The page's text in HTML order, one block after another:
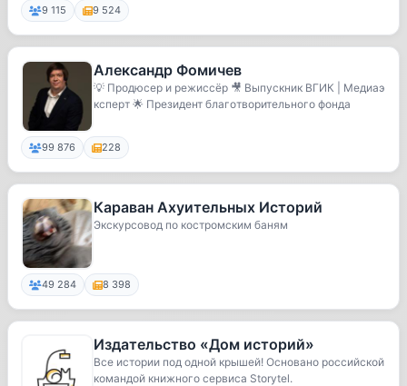
9 115 9 524
Александр Фомичев
💡 Продюсер и режиссёр 🎥 Выпускник ВГИК | Медиаэ
ксперт 🌟 Президент благотворительного фонда
99 876 228
Караван Ахуительных Историй
Экскурсовод по костромским баням
49 284 8 398
Издательство «Дом историй»
Все истории под одной крышей! Основано российской
командой книжного сервиса Storytel.